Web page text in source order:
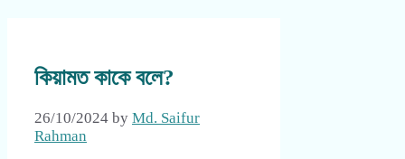
কিয়ামত কাকে বলে?
26/10/2024 by Md. Saifur
Rahman